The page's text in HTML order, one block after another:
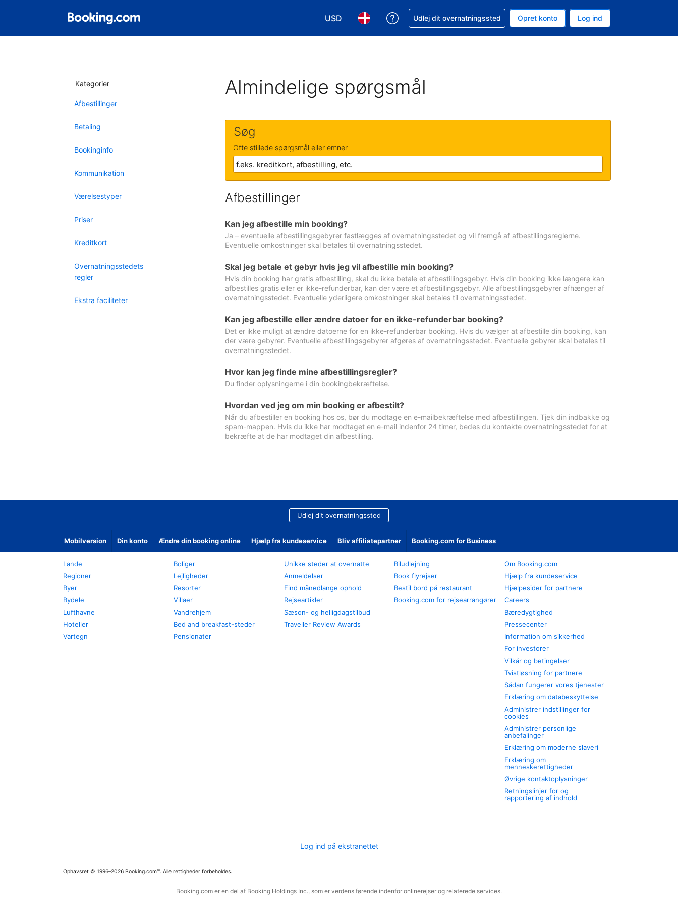
USD
Vælg valuta. Din nuværende valuta er Amerikanske dollar
Vælg sprog. Dit nuværende sprog er Dansk
Få hjælp til en booking
Udlej dit overnatningssted Opret konto Log ind
Kategorier
Afbestillinger
Betaling
Bookinginfo
Kommunikation
Værelsestyper
Priser
Kreditkort
Overnatningsstedets
regler
Ekstra faciliteter
Almindelige spørgsmål
Søg
Ofte stillede spørgsmål eller emner
Afbestillinger
Kan jeg afbestille min booking?
Ja – eventuelle afbestillingsgebyrer fastlægges af overnatningsstedet og vil fremgå af afbestillingsreglerne.
Eventuelle omkostninger skal betales til overnatningsstedet.
Skal jeg betale et gebyr hvis jeg vil afbestille min booking?
Hvis din booking har gratis afbestilling, skal du ikke betale et afbestillingsgebyr. Hvis din booking ikke længere kan
afbestilles gratis eller er ikke-refunderbar, kan der være et afbestillingsgebyr. Alle afbestillingsgebyrer afhænger af
overnatningsstedet. Eventuelle yderligere omkostninger skal betales til overnatningsstedet.
Kan jeg afbestille eller ændre datoer for en ikke-refunderbar booking?
Det er ikke muligt at ændre datoerne for en ikke-refunderbar booking. Hvis du vælger at afbestille din booking, kan
der være gebyrer. Eventuelle afbestillingsgebyrer afgøres af overnatningsstedet. Eventuelle gebyrer skal betales til
overnatningsstedet.
Hvor kan jeg finde mine afbestillingsregler?
Du finder oplysningerne i din bookingbekræftelse.
Hvordan ved jeg om min booking er afbestilt?
Når du afbestiller en booking hos os, bør du modtage en e-mailbekræftelse med afbestillingen. Tjek din indbakke og
spam-mappen. Hvis du ikke har modtaget en e-mail indenfor 24 timer, bedes du kontakte overnatningsstedet for at
bekræfte at de har modtaget din afbestilling.
Udlej dit overnatningssted
Mobilversion Din konto Ændre din booking online Hjælp fra kundeservice Bliv affiliatepartner Booking.com for Business
Lande
Regioner
Byer
Bydele
Lufthavne
Hoteller
Vartegn
Boliger
Lejligheder
Resorter
Villaer
Vandrehjem
Bed and breakfast-steder
Pensionater
Unikke steder at overnatte
Anmeldelser
Find månedlange ophold
Rejseartikler
Sæson- og helligdagstilbud
Traveller Review Awards
Biludlejning
Book flyrejser
Bestil bord på restaurant
Booking.com for rejsearrangører
Om Booking.com
Hjælp fra kundeservice
Hjælpesider for partnere
Careers
Bæredygtighed
Pressecenter
Information om sikkerhed
For investorer
Vilkår og betingelser
Tvistløsning for partnere
Sådan fungerer vores tjenester
Erklæring om databeskyttelse
Administrer indstillinger for
cookies
Administrer personlige
anbefalinger
Erklæring om moderne slaveri
Erklæring om
menneskerettigheder
Øvrige kontaktoplysninger
Retningslinjer for og
rapportering af indhold
Log ind på ekstranettet
Ophavsret © 1996–2026 Booking.com™. Alle rettigheder forbeholdes.
Booking.com er en del af Booking Holdings Inc., som er verdens førende indenfor onlinerejser og relaterede services.